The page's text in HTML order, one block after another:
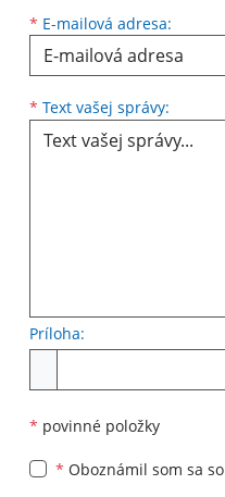
* E-mailová adresa:
* Text vašej správy:
Príloha:
* povinné položky
* Oboznámil som sa so